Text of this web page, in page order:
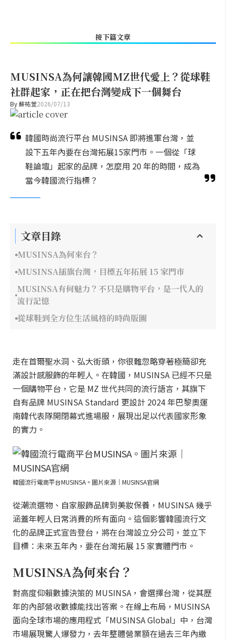
接下篇文章
MUSINSA為何讓韓國MZ世代愛上？從球鞋
社群起家，正在把台灣變成下一個舞台
By蘇祐萱2026/07/13
韓國時尚流行平台 MUSINSA 即將進軍台灣，並
設下五年內要在台灣拓展15家門市。一個從「球
鞋論壇」起家的品牌，怎麼用 20 年的時間，成為
當今韓國流行指標？
文章目錄
MUSINSA為何來台？
MUSINSA插旗台灣，目標五年拓展 15 家門市
MUSINSA有何魅力？不只是購物平台，是一代人的
流行記憶
從球鞋到全方位生活風格的時尚版圖
走在首爾聖水洞、弘大街頭，你很難忽略穿著極簡卻充
滿設計感服飾的年輕人。在韓國，MUSINSA 已經不只是
一個購物平台，它是 MZ 世代共同的流行語言，其旗下
自有品牌 MUSINSA Standard 更設計 2024 年巴黎奧運
南韓代表隊開閉幕式進場服，展現出足以代表國家形象
的實力。
韓國流行電商平台MUSINSA。圖片來源｜MUSINSA官網
從潮流選物、自家服飾品牌到美妝保養，MUSINSA 幾乎
涵蓋年輕人日常消費的所有面向。這個影響韓國流行文
化的品牌正式宣告登台，將在台灣設立分公司，並立下
目標：未來五年內，要在台灣拓展 15 家實體門市。
MUSINSA為何來台？
對高度仰賴數據決策的 MUSINSA，會選擇台灣，從其歷
年的內部營收數據能找出答案。在線上布局，MUSINSA
面向全球市場的應用程式「MUSINSA Global」中，台灣
市場展現驚人爆發力，去年整體營業額在過去三年內繳